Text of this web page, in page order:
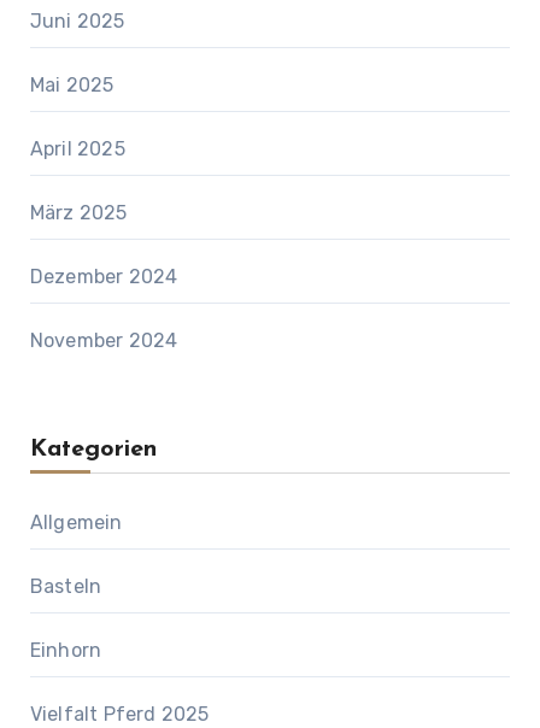
Juni 2025
Mai 2025
April 2025
März 2025
Dezember 2024
November 2024
Kategorien
Allgemein
Basteln
Einhorn
Vielfalt Pferd 2025